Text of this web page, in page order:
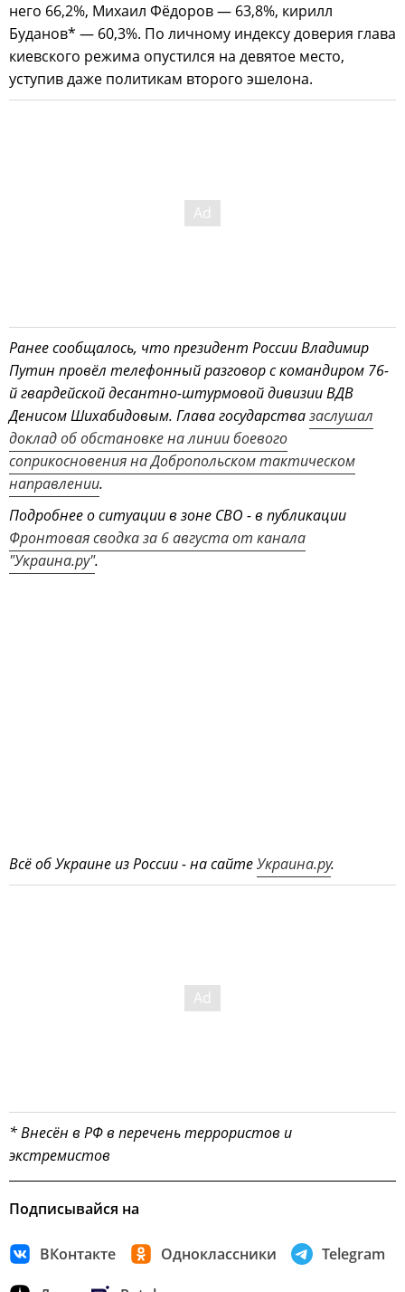
него 66,2%, Михаил Фёдоров — 63,8%, кирилл
Буданов* — 60,3%. По личному индексу доверия глава
киевского режима опустился на девятое место,
уступив даже политикам второго эшелона.
Ранее сообщалось, что президент России Владимир
Путин провёл телефонный разговор с командиром 76-
й гвардейской десантно-штурмовой дивизии ВДВ
Денисом Шихабидовым. Глава государствазаслушал
доклад об обстановке на линии боевого
соприкосновения на Добропольском тактическом
направлении.
Подробнее о ситуации в зоне СВО - в публикации
Фронтовая сводка за 6 августа от канала
"Украина.ру".
Всё об Украине из России - на сайтеУкраина.ру.
* Внесён в РФ в перечень террористов и
экстремистов
Подписывайся на
ВКонтакте Одноклассники Telegram